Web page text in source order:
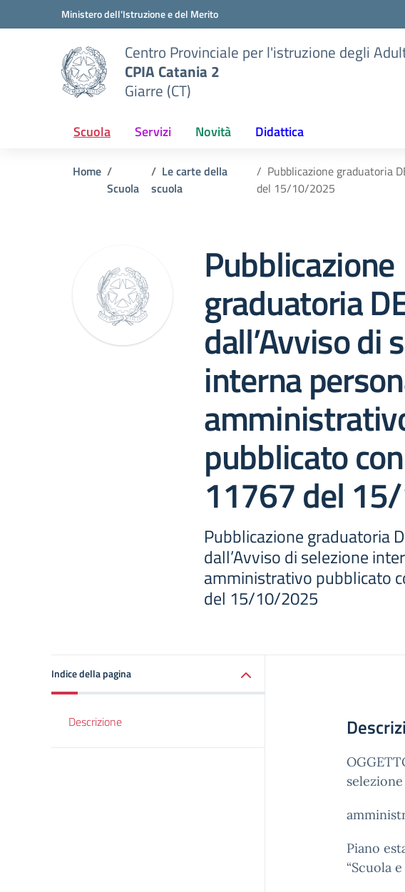
Vai ai contenuti
Vai al menu di navigazioneMinistero dell'Istruzione e del Merito
Centro Provinciale per l'istruzione degli
CPIA Catania 2
Giarre (CT)
Scuola Servizi Novità Didattica
Home
Scuola
Le carte della
scuola
Pubblicazione graduatoria
del 15/10/2025
Pubblicazione
graduatoria
dall’Avviso di
interna
pubblicato
11767 del
Pubblicazione graduatoria
dall’Avviso di selezione
amministrativo pubblicato
del 15/10/2025
Indice della pagina
Descrizione
Piano
“Scuola